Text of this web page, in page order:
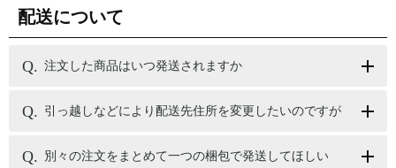
配送について
注文した商品はいつ発送されますか
引っ越しなどにより配送先住所を変更したいのですが
別々の注文をまとめて一つの梱包で発送してほしい